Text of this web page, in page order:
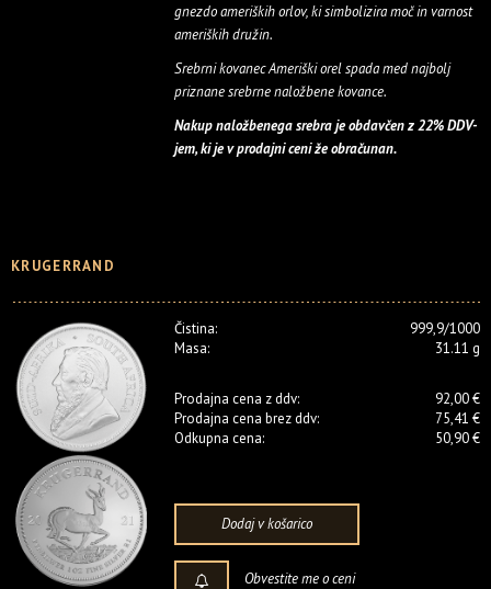
gnezdo ameriških orlov, ki simbolizira moč in varnost
ameriških družin.
Srebrni kovanec Ameriški orel spada med najbolj
priznane srebrne naložbene kovance.
Nakup naložbenega srebra je obdavčen z 22% DDV-
jem, ki je v prodajni ceni že obračunan.
KRUGERRAND
Čistina:
999,9/1000
Masa:
31.11 g
Prodajna cena z ddv:
92,00 €
Prodajna cena brez ddv:
75,41 €
Odkupna cena:
50,90 €
Dodaj v košarico
Obvestite me o ceni